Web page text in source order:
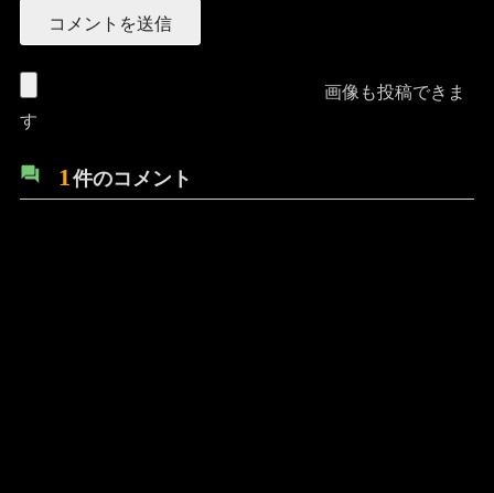
画像も投稿できま
す
1件のコメント